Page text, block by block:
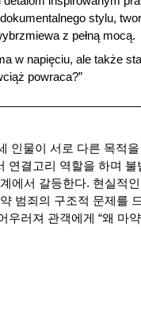
stylu,
z pełną mocą.
w napięciu, ale także
powraca?”
인물이 서로 다른 목적
연결고리 역할을 하며
에서 갈등한다. 현실적
범죄의 구조적 문제를
러져 관객에게 “왜 마